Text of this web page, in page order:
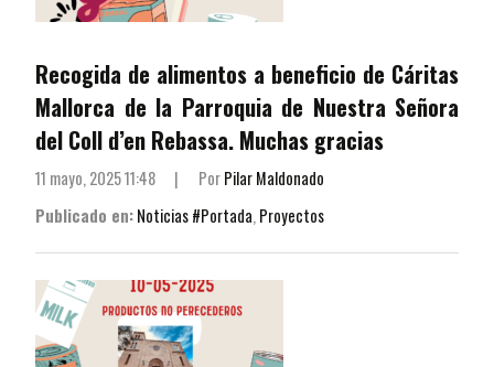
Recogida de alimentos a beneficio de Cáritas
Mallorca de la Parroquia de Nuestra Señora
del Coll d’en Rebassa. Muchas gracias
11 mayo, 2025 11:48 | PorPilar Maldonado
Publicado en:Noticias #Portada, Proyectos